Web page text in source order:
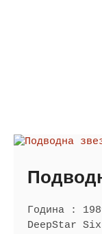
Година :
DeepStar